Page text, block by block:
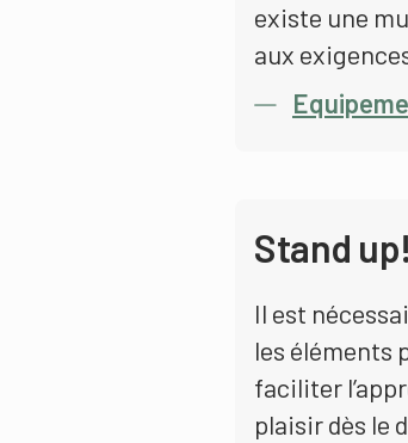
existe une
aux
Stand up!
Il est
les éléments
faciliter
plaisir dès le